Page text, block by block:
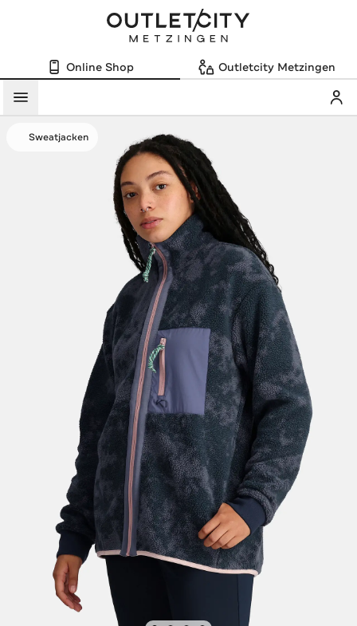
Online Shop Outletcity Metzingen
Menü
Sweatjacken